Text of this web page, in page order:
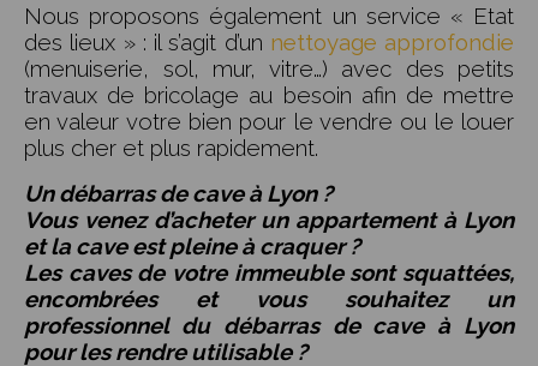
Nous proposons également un service « Etat
des lieux » : il s’agit d’un nettoyage approfondie
(menuiserie, sol, mur, vitre…) avec des petits
travaux de bricolage au besoin afin de mettre
en valeur votre bien pour le vendre ou le louer
plus cher et plus rapidement.
Un débarras de cave à Lyon ?
Vous venez d’acheter un appartement à Lyon
et la cave est pleine à craquer ?
Les caves de votre immeuble sont squattées,
encombrées et vous souhaitez un
professionnel du débarras de cave à Lyon
pour les rendre utilisable ?